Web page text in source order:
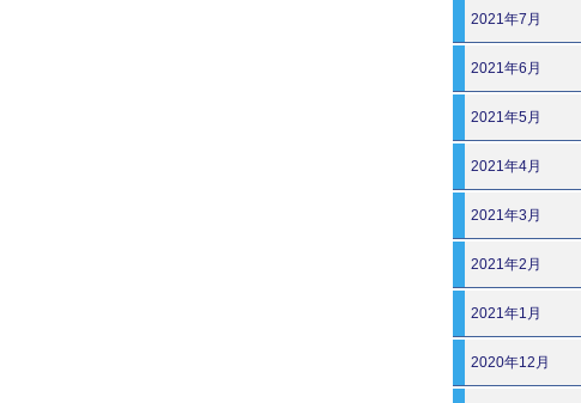
2021年7月
2021年6月
2021年5月
2021年4月
2021年3月
2021年2月
2021年1月
2020年12月